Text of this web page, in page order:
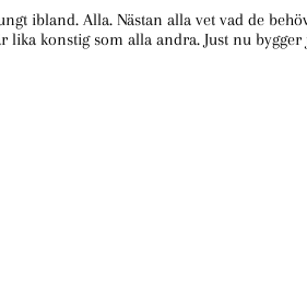
ibland. Alla. Nästan alla vet vad de
konstig som alla andra. Just nu